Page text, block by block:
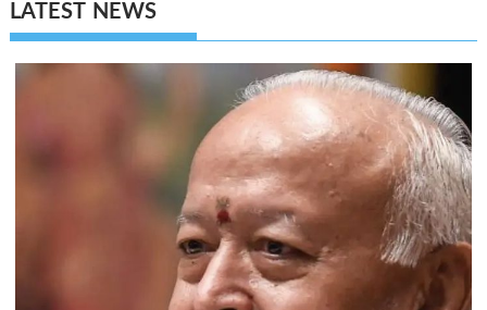
LATEST NEWS